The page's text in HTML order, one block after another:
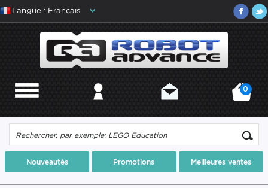
Langue : Français
0
Nouveautés Promotions Meilleures ventes